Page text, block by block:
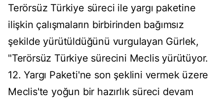
Terörsüz Türkiye süreci ile yargı paketine
ilişkin çalışmaların birbirinden bağımsız
şekilde yürütüldüğünü vurgulayan Gürlek,
"Terörsüz Türkiye sürecini Meclis yürütüyor.
12. Yargı Paketi'ne son şeklini vermek üzere
Meclis'te yoğun bir hazırlık süreci devam